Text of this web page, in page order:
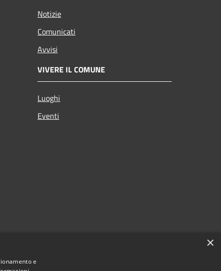
Notizie
Comunicati
Avvisi
VIVERE IL COMUNE
Luoghi
Eventi
×
e